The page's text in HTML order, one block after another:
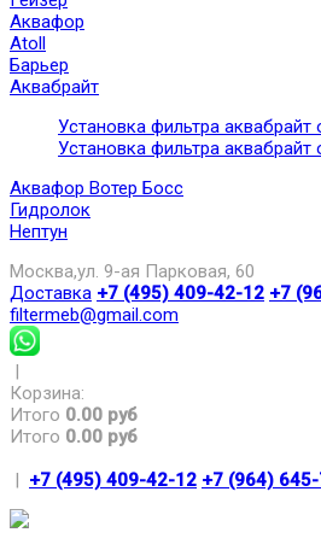
Аквафор
Atoll
Барьер
Аквабрайт
Установка фильтра аквабрайт
Установка фильтра аквабрайт
Аквафор Вотер Босс
Гидролок
Нептун
Москва,ул. 9-ая Парковая, 60
Доставка +7 (495) 409-42-12 +7
filtermeb@gmail.com
|
Корзина:
Итого 0.00 руб
Итого 0.00 руб
| +7 (495) 409-42-12 +7 (964)